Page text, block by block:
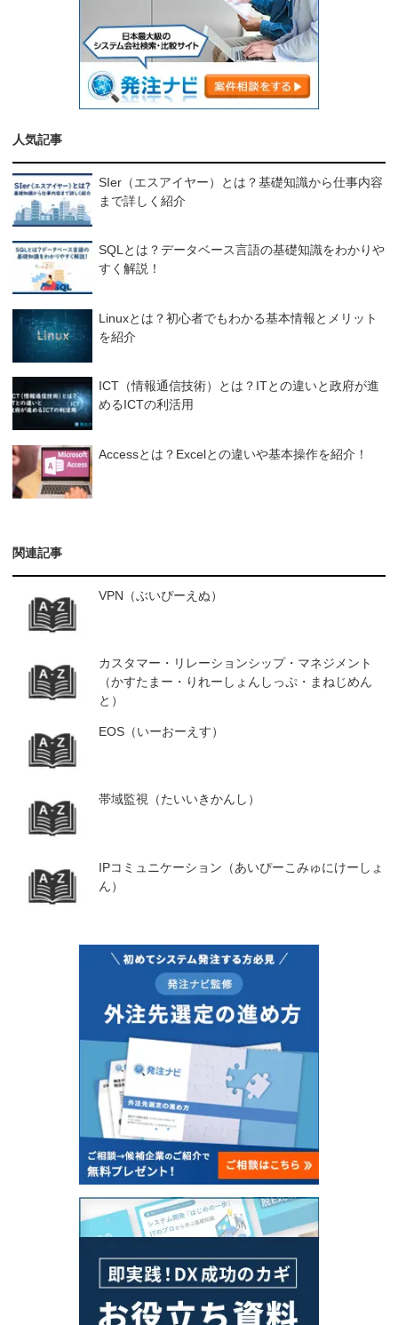
人気記事
SIer（エスアイヤー）とは？基礎知識から仕事内容
まで詳しく紹介
SQLとは？データベース言語の基礎知識をわかりや
すく解説！
Linuxとは？初心者でもわかる基本情報とメリット
を紹介
ICT（情報通信技術）とは？ITとの違いと政府が進
めるICTの利活用
Accessとは？Excelとの違いや基本操作を紹介！
関連記事
VPN（ぶいぴーえぬ）
カスタマー・リレーションシップ・マネジメント
（かすたまー・りれーしょんしっぷ・まねじめん
と）
EOS（いーおーえす）
帯域監視（たいいきかんし）
IPコミュニケーション（あいぴーこみゅにけーしょ
ん）